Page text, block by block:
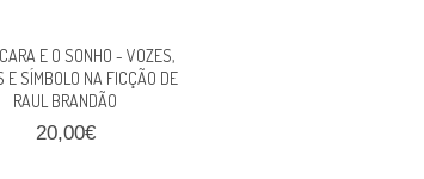
E O SONHO - VOZES,
E SÍMBOLO NA FICÇÃO DE
RAUL BRANDÃO
20,00€